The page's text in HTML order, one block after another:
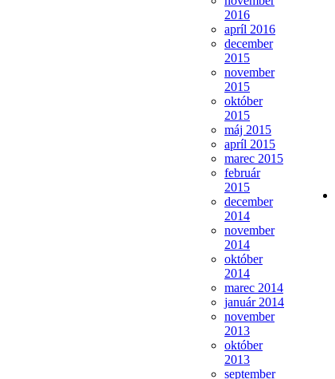
2016
apríl 2016
december
2015
november
2015
október
2015
máj 2015
apríl 2015
marec 2015
február
2015
december
2014
november
2014
október
2014
marec 2014
január 2014
november
2013
október
2013
september